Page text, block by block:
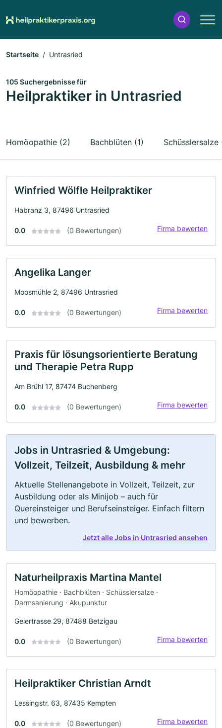
Startseite Untrasried
105 Suchergebnisse für
Heilpraktiker in Untrasried
Homöopathie (2) Bachblüten (1) Schüsslersalze
Winfried Wölfle Heilpraktiker
Habranz 3, 87496 Untrasried
0.0 (0 Bewertungen) Firma bewerten
Angelika Langer
Moosmühle 2, 87496 Untrasried
0.0 (0 Bewertungen) Firma bewerten
Praxis für lösungsorientierte Beratung
und Therapie Petra Rupp
Am Brühl 17, 87474 Buchenberg
0.0 (0 Bewertungen) Firma bewerten
Jobs in Untrasried & Umgebung:
Vollzeit, Teilzeit, Ausbildung & mehr
Aktuelle Stellenangebote in Vollzeit, Teilzeit, zur
Ausbildung oder als Minijob – auch für
Quereinsteiger und Berufseinsteiger. Einfach filtern
und bewerben.
Jetzt alle Jobs in Untrasried ansehen
Naturheilpraxis Martina Mantel
Homöopathie · Bachblüten · Schüsslersalze ·
Darmsanierung · Akupunktur
Geiertrasse 29, 87488 Betzigau
0.0 (0 Bewertungen) Firma bewerten
Heilpraktiker Christian Arndt
Lessingstr. 63, 87435 Kempten
0.0 (0 Bewertungen) Firma bewerten